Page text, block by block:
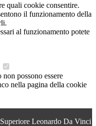
quali cookie consentire.
il funzionamento della
al funzionamento potete
possono essere
nella pagina della cookie
Leonardo Da Vinci